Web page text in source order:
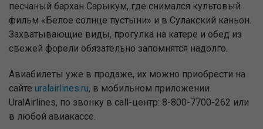
песчаный бархан Сарыкум, где снимался культовый
фильм «Белое солнце пустыни» и в Сулакский каньон.
Захватывающие виды, прогулка на катере и обед из
свежей форели обязательно запомнятся надолго.
Авиабилеты уже в продаже, их можно приобрести на
сайте uralairlines.ru, в мобильном приложении
UralAirlines, по звонку в call-центр: 8-800-7700-262 или
в любой авиакассе.